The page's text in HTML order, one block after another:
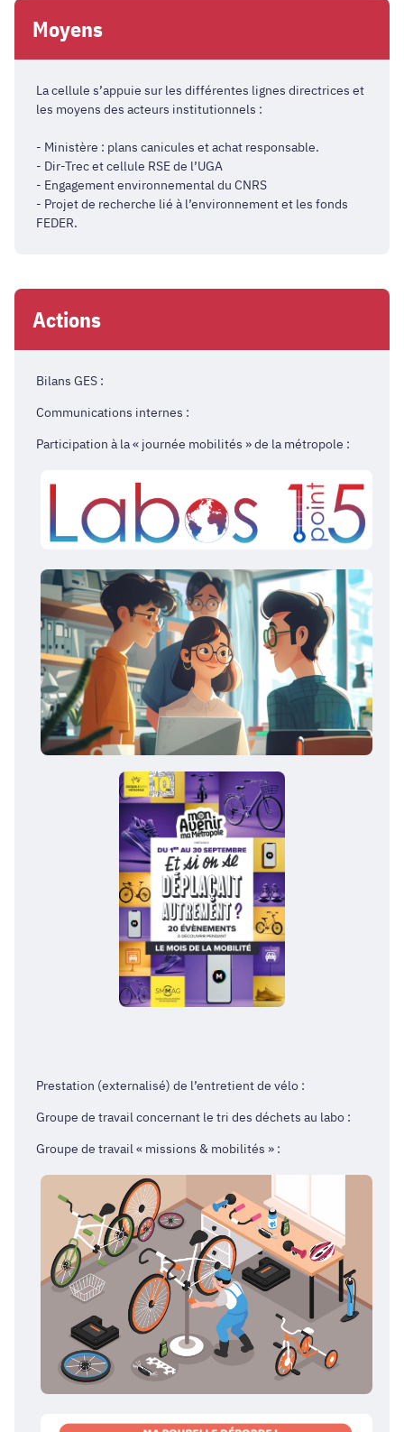
Moyens
La cellule s’appuie sur les différentes lignes directrices et
les moyens des acteurs institutionnels :
- Ministère : plans canicules et achat responsable.
- Dir-Trec et cellule RSE de l’UGA
- Engagement environnemental du CNRS
- Projet de recherche lié à l’environnement et les fonds
FEDER.
Actions
Bilans GES :
Communications internes :
Participation à la « journée mobilités » de la métropole :
Prestation (externalisé) de l’entretient de vélo :
Groupe de travail concernant le tri des déchets au labo :
Groupe de travail « missions & mobilités » :